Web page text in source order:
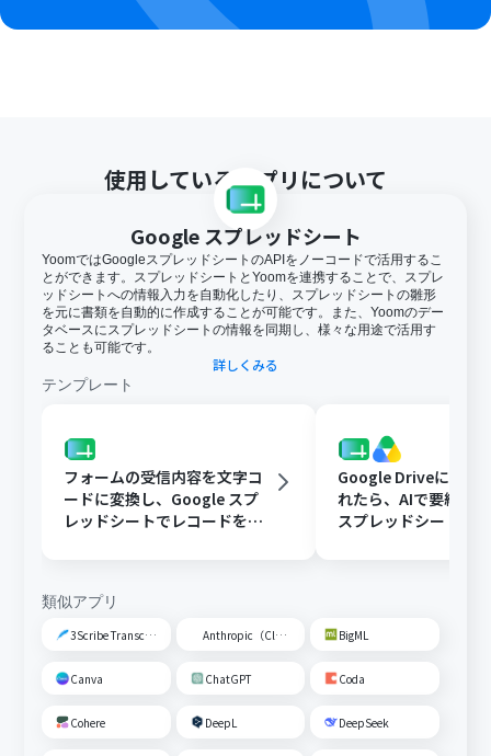
使用しているアプリについて
Google スプレッドシート
YoomではGoogleスプレッドシートのAPIをノーコードで活用するこ
とができます。スプレッドシートとYoomを連携することで、スプレ
ッドシートへの情報入力を自動化したり、スプレッドシートの雛形
を元に書類を自動的に作成することが可能です。また、Yoomのデー
タベースにスプレッドシートの情報を同期し、様々な用途で活用す
ることも可能です。
詳しくみる
テンプレート
フォームの受信内容を文字コ
ードに変換し、Google スプ
レッドシートでレコードを追
Google Driveに文書
れたら、AIで要約し
スプレッドシートの
類似アプリ
3Scribe Transcription Anthropic（Claude） BigML
Canva ChatGPT Coda
Cohere DeepL DeepSeek